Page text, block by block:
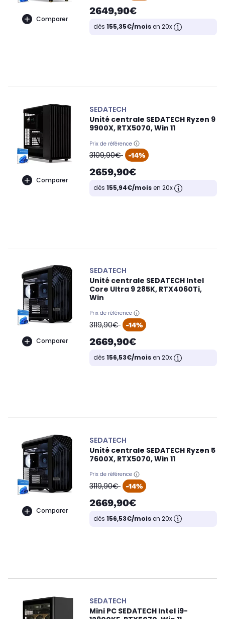
Comparer
2649,90€
dès 155,35€/moisen 20x
Comparer
SEDATECH
Unité centrale SEDATECH Ryzen 9
9900X, RTX5070, Win 11
Prix de référence
oldPrice
3109,90€ -14%
2659,90€
dès 155,94€/moisen 20x
Comparer
SEDATECH
Unité centrale SEDATECH Intel
Core Ultra 9 285K, RTX4060Ti,
Win
Prix de référence
oldPrice
3119,90€ -14%
2669,90€
dès 156,53€/moisen 20x
Comparer
SEDATECH
Unité centrale SEDATECH Ryzen 5
7600X, RTX5070, Win 11
Prix de référence
oldPrice
3119,90€ -14%
2669,90€
dès 156,53€/moisen 20x
SEDATECH
Mini PC SEDATECH Intel i9-